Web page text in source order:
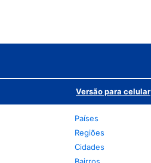
Versão para celular
Países
Regiões
Cidades